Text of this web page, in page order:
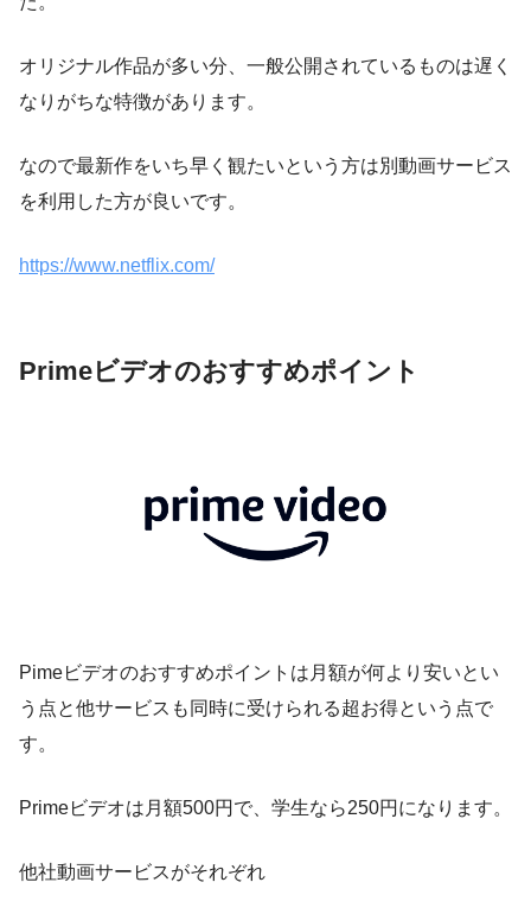
オリジナル作品が多い分、一般公開されているものは遅く
なりがちな特徴があります。
なので最新作をいち早く観たいという方は別動画サービス
を利用した方が良いです。
https://www.netflix.com/
Primeビデオのおすすめポイント
Pimeビデオのおすすめポイントは月額が何より安いとい
う点と他サービスも同時に受けられる超お得という点で
す。
Primeビデオは月額500円で、学生なら250円になります。
他社動画サービスがそれぞれ